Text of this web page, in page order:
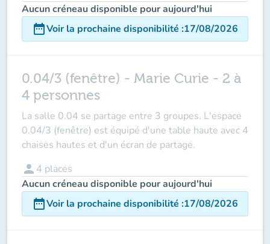
Aucun créneau disponible pour aujourd'hui
date_rangeVoir la prochaine disponibilité :17/08/2026
0.04/3 (fenêtre) - Marie Curie - 2 à
4 personnes
La salle 0.04 se partage entre 3 groupes. L'espace
0.04/3 (fenêtre) est équipé d'une table haute avec 4
chaises hautes et d'un écran de partage.
person 4 places
Aucun créneau disponible pour aujourd'hui
date_rangeVoir la prochaine disponibilité :17/08/2026